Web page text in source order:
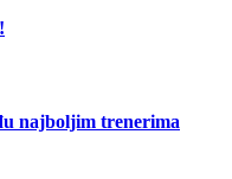
najboljim trenerima